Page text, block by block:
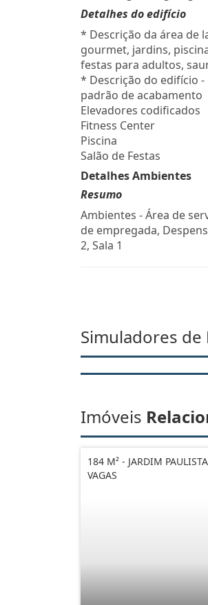
Detalhes do edifício
* Descrição da área de
gourmet, jardins,
festas para adultos,
* Descrição do edifício
padrão de acabamento
Elevadores codificados
Fitness Center
Piscina
Salão de Festas
Detalhes Ambientes
Resumo
Ambientes - Área de
de empregada,
2, Sala 1
Simuladores de
Imóveis
184 M² - JARDIM
VAGAS